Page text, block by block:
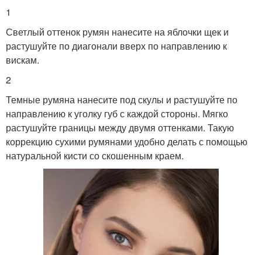
1
Светлый оттенок румян нанесите на яблочки щек и
растушуйте по диагонали вверх по направлению к
вискам.
2
Темные румяна нанесите под скулы и растушуйте по
направлению к уголку губ с каждой стороны. Мягко
растушуйте границы между двумя оттенками. Такую
коррекцию сухими румянами удобно делать с помощью
натуральной кисти со скошенным краем.